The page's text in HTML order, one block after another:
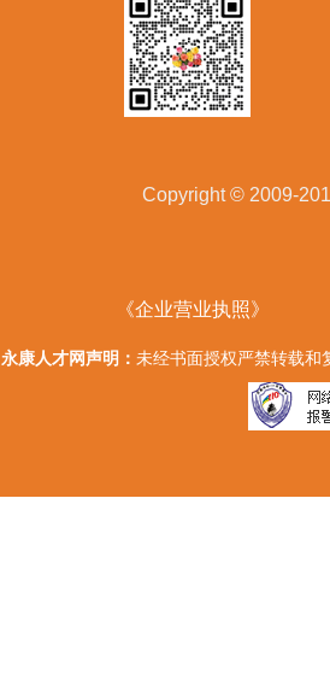
Copyright © 2009-
《企业营业执照》
永康人才网声明： 未经书面授权严禁转载和